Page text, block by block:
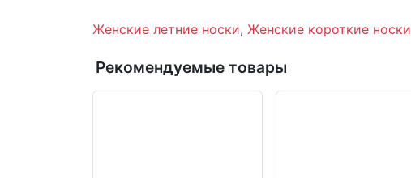
Женские летние носки, Женские короткие носки
Рекомендуемые товары